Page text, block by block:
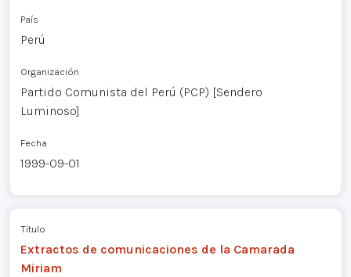
País
Perú
Organización
Partido Comunista del Perú (PCP) [Sendero
Luminoso]
Fecha
1999-09-01
Título
Extractos de comunicaciones de la Camarada
Miriam